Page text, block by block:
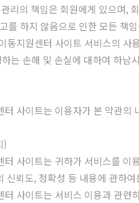
리의 책임은 회원에게 있으며,
를 하지 않음으로 인한 모든 책
동지원센터 사이트 서비스의
는 손해 및 손실에 대하여 하
사이트는 이용자가 본 약관
)
사이트는 귀하가 서비스를
신뢰도, 정확성 등 내용에 관하
사이트는 서비스 이용과 관